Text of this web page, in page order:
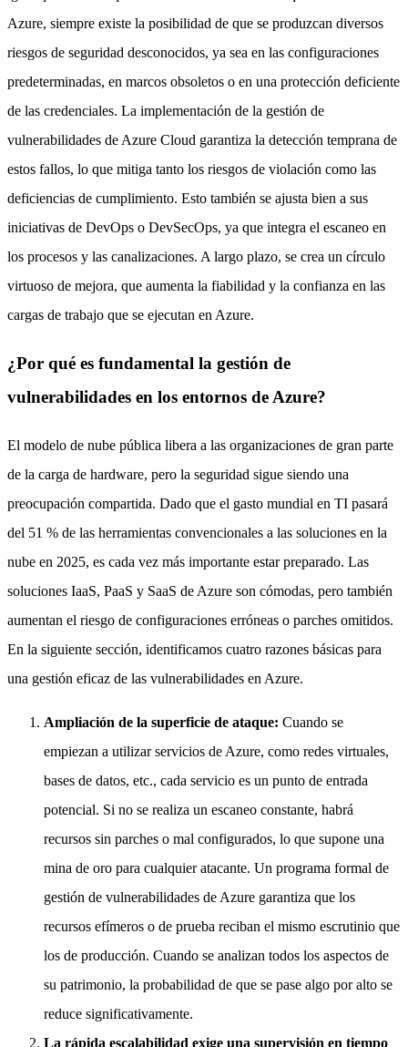
Azure, siempre existe la posibilidad de que se produzcan diversos
riesgos de seguridad desconocidos, ya sea en las configuraciones
predeterminadas, en marcos obsoletos o en una protección deficiente
de las credenciales. La implementación de la gestión de
vulnerabilidades de Azure Cloud garantiza la detección temprana de
estos fallos, lo que mitiga tanto los riesgos de violación como las
deficiencias de cumplimiento. Esto también se ajusta bien a sus
iniciativas de DevOps o DevSecOps, ya que integra el escaneo en
los procesos y las canalizaciones. A largo plazo, se crea un círculo
virtuoso de mejora, que aumenta la fiabilidad y la confianza en las
cargas de trabajo que se ejecutan en Azure.
¿Por qué es fundamental la gestión de
vulnerabilidades en los entornos de Azure?
El modelo de nube pública libera a las organizaciones de gran parte
de la carga de hardware, pero la seguridad sigue siendo una
preocupación compartida. Dado que el gasto mundial en TI pasará
del 51 % de las herramientas convencionales a las soluciones en la
nube en 2025, es cada vez más importante estar preparado. Las
soluciones IaaS, PaaS y SaaS de Azure son cómodas, pero también
aumentan el riesgo de configuraciones erróneas o parches omitidos.
En la siguiente sección, identificamos cuatro razones básicas para
una gestión eficaz de las vulnerabilidades en Azure.
Ampliación de la superficie de ataque: Cuando se
empiezan a utilizar servicios de Azure, como redes virtuales,
bases de datos, etc., cada servicio es un punto de entrada
potencial. Si no se realiza un escaneo constante, habrá
recursos sin parches o mal configurados, lo que supone una
mina de oro para cualquier atacante. Un programa formal de
gestión de vulnerabilidades de Azure garantiza que los
recursos efímeros o de prueba reciban el mismo escrutinio que
los de producción. Cuando se analizan todos los aspectos de
su patrimonio, la probabilidad de que se pase algo por alto se
reduce significativamente.
La rápida escalabilidad exige una supervisión en tiempo